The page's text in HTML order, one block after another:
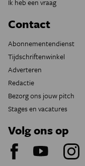
Ik heb een vraag
Contact
Abonnementendienst
Tijdschriftenwinkel
Adverteren
Redactie
Bezorg ons jouw pitch
Stages en vacatures
Volg ons op